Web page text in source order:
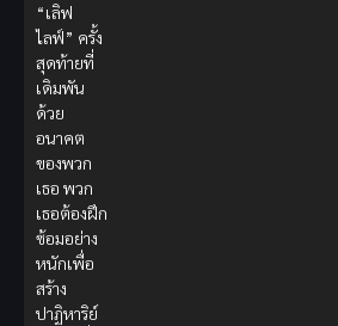
“เลิฟ
ไลฟ์” ครั้ง
สุดท้ายที่
เดิมพัน
ด้วย
อนาคต
ของพวก
เธอ พวก
เธอต้องฝึก
ซ้อมอย่าง
หนักเพื่อ
สร้าง
ปาฏิหาริย์